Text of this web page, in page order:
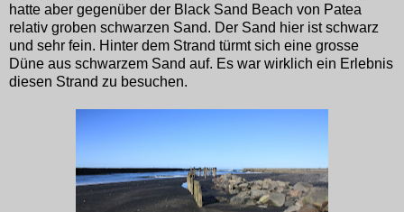
hatte aber gegenüber der Black Sand Beach von Patea
relativ groben schwarzen Sand. Der Sand hier ist schwarz
und sehr fein. Hinter dem Strand türmt sich eine grosse
Düne aus schwarzem Sand auf. Es war wirklich ein Erlebnis
diesen Strand zu besuchen.